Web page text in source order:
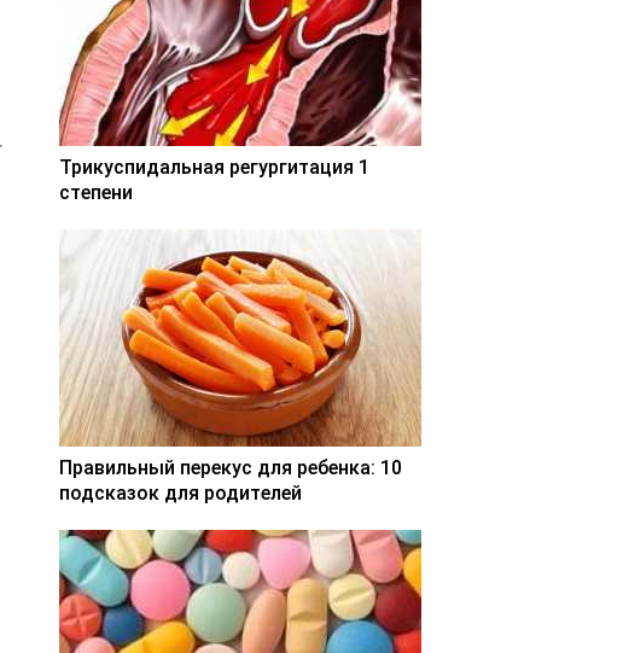
Трикуспидальная регургитация 1
степени
Правильный перекус для ребенка: 10
подсказок для родителей